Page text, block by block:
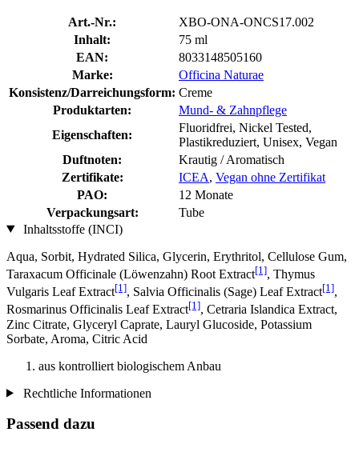
Art.-Nr.:
XBO-ONA-ONCS17.002
Inhalt:
75 ml
EAN:
8033148505160
Marke:
Officina Naturae
Konsistenz/Darreichungsform: Creme
Produktarten:
Mund- & Zahnpflege
Eigenschaften:
Fluoridfrei, Nickel Tested,
Plastikreduziert, Unisex, Vegan
Duftnoten:
Krautig / Aromatisch
Zertifikate:
ICEA, Vegan ohne Zertifikat
PAO:
12 Monate
Verpackungsart:
Tube
Inhaltsstoffe (INCI)
Aqua, Sorbit, Hydrated Silica, Glycerin, Erythritol, Cellulose Gum,
Taraxacum Officinale (Löwenzahn) Root Extract[1], Thymus
Vulgaris Leaf Extract[1], Salvia Officinalis (Sage) Leaf Extract[1],
Rosmarinus Officinalis Leaf Extract[1], Cetraria Islandica Extract,
Zinc Citrate, Glyceryl Caprate, Lauryl Glucoside, Potassium
Sorbate, Aroma, Citric Acid
aus kontrolliert biologischem Anbau
Rechtliche Informationen
Passend dazu